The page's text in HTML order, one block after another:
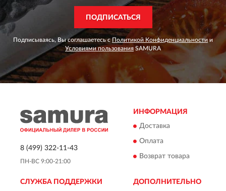
ПОДПИСАТЬСЯ
Подписываясь, Вы соглашаетесь сПолитикой Конфиденциальности и
Условиями пользования SAMURA
8 (499) 322-11-43
ПН-ВС 9:00-21:00
ИНФОРМАЦИЯ
Доставка
Оплата
Возврат товара
СЛУЖБА ПОДДЕРЖКИ ДОПОЛНИТЕЛЬНО